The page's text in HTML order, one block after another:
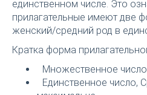
единственном числе. Это
прилагательные имеют две
женский/средний род в
Кратка форма
Множественное
Единственное число,